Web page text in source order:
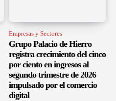
Empresas y Sectores
Grupo Palacio de Hierro
registra crecimiento del cinco
por ciento en ingresos al
segundo trimestre de 2026
impulsado por el comercio
digital